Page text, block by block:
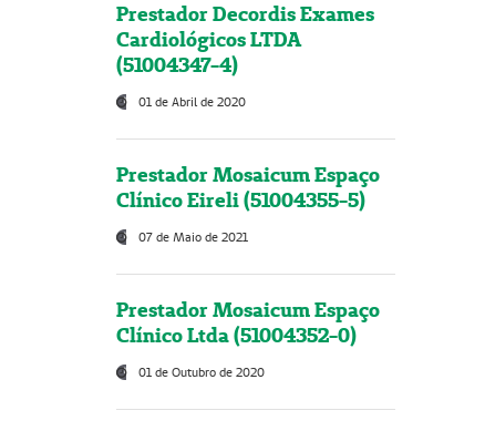
Prestador Decordis Exames
Cardiológicos LTDA
(51004347-4)
01 de Abril de 2020
Prestador Mosaicum Espaço
Clínico Eireli (51004355-5)
07 de Maio de 2021
Prestador Mosaicum Espaço
Clínico Ltda (51004352-0)
01 de Outubro de 2020